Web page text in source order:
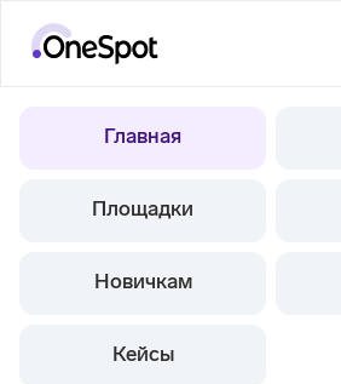
Главная
Площадки
Новичкам
Кейсы